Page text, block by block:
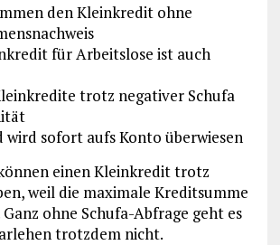
den Kleinkredit ohne
für Arbeitslose ist auch
trotz negativer Schufa
wird sofort aufs Konto überwiesen
einen Kleinkredit trotz
weil die maximale Kreditsumme
ohne Schufa-Abfrage geht es
trotzdem nicht.